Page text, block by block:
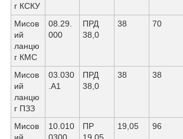
г КСКУ
Мисов
ий
ланцю
г КМС
08.29.
000
ПРД
38,0
38 70
Мисов
ий
ланцю
г ПЗЗ
03.030
.А1
ПРД
38,0
38 38
Мисов
10.010
ПР
19,05 96